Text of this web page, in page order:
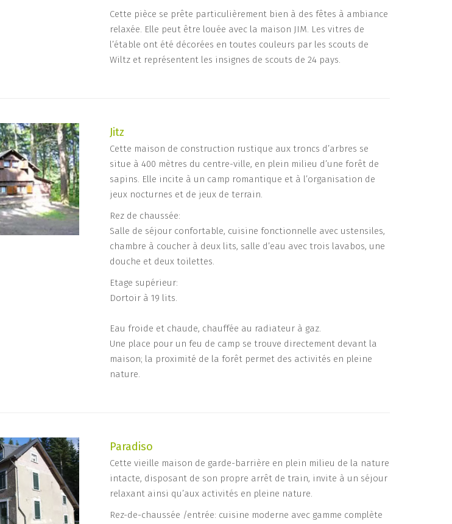
Cette pièce se prête particulièrement bien à des fêtes à ambiance
relaxée. Elle peut être louée avec la maison JIM. Les vitres de
l’étable ont été décorées en toutes couleurs par les scouts de
Wiltz et représentent les insignes de scouts de 24 pays.
Jitz
Cette maison de construction rustique aux troncs d’arbres se
situe à 400 mètres du centre-ville, en plein milieu d’une forêt de
sapins. Elle incite à un camp romantique et à l’organisation de
jeux nocturnes et de jeux de terrain.
Rez de chaussée:
Salle de séjour confortable, cuisine fonctionnelle avec ustensiles,
chambre à coucher à deux lits, salle d’eau avec trois lavabos, une
douche et deux toilettes.
Etage supérieur:
Dortoir à 19 lits.
Eau froide et chaude, chauffée au radiateur à gaz.
Une place pour un feu de camp se trouve directement devant la
maison; la proximité de la forêt permet des activités en pleine
nature.
Paradiso
Cette vieille maison de garde-barrière en plein milieu de la nature
intacte, disposant de son propre arrêt de train, invite à un séjour
relaxant ainsi qu’aux activités en pleine nature.
Rez-de-chaussée /entrée: cuisine moderne avec gamme complète